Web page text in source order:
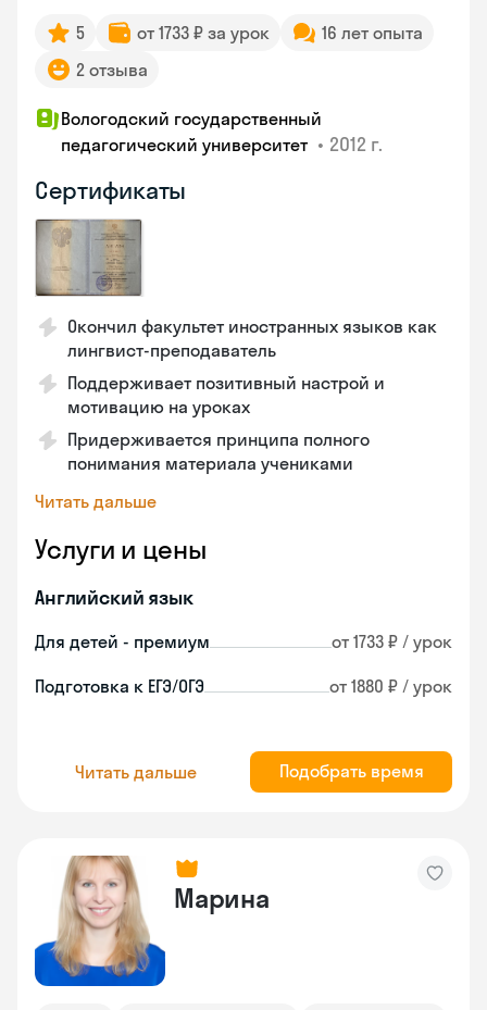
5 от 1733 ₽ за урок
16 лет опыта
2 отзыва
Вологодский государственный
педагогический университет • 2012 г.
Сертификаты
Окончил факультет иностранных языков как
лингвист-преподаватель
Поддерживает позитивный настрой и
мотивацию на уроках
Придерживается принципа полного
понимания материала учениками
Читать дальше
Услуги и цены
Английский язык
Для детей - премиум от 1733 ₽ / урок
Подготовка к ЕГЭ/ОГЭ от 1880 ₽ / урок
Читать дальше Подобрать время
Марина